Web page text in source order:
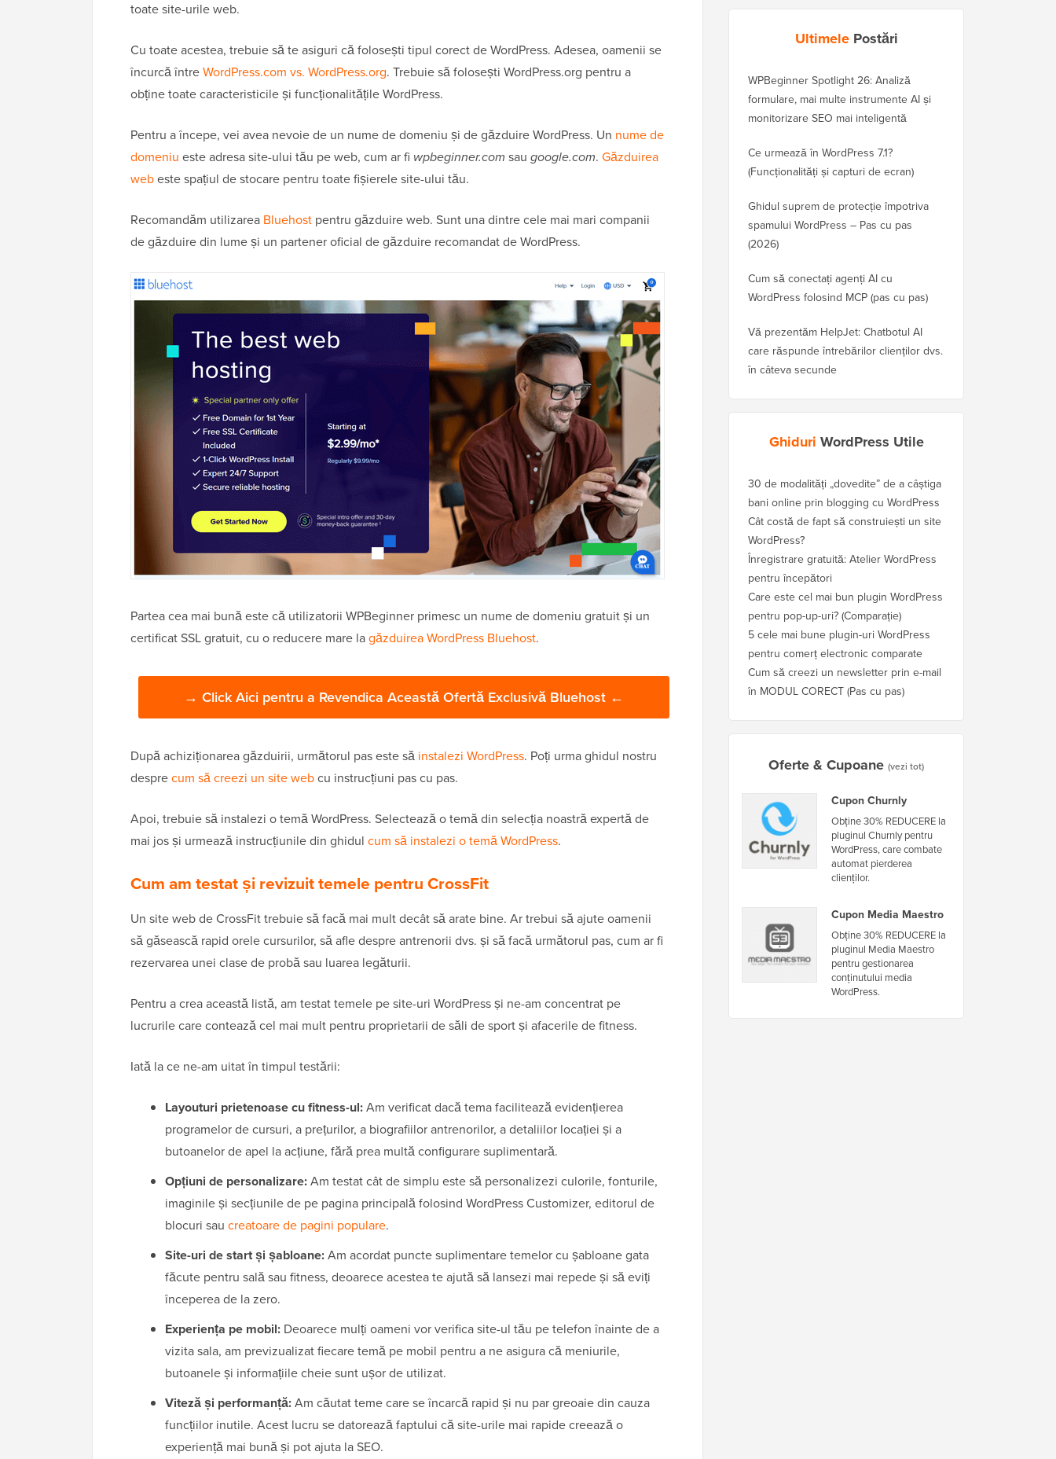
toate site-urile web.
Cu toate acestea, trebuie să te asiguri că folosești tipul corect de WordPress. Adesea, oamenii se
încurcă întreWordPress.com vs. WordPress.org. Trebuie să folosești WordPress.org pentru a
obține toate caracteristicile și funcționalitățile WordPress.
Pentru a începe, vei avea nevoie de un nume de domeniu și de găzduire WordPress. Un nume de
domeniu este adresa site-ului tău pe web, cum ar fi wpbeginner.com sau google.com. Găzduirea
webeste spațiul de stocare pentru toate fișierele site-ului tău.
Recomandăm utilizarea Bluehost pentru găzduire web. Sunt una dintre cele mai mari companii
de găzduire din lume și un partener oficial de găzduire recomandat de WordPress.
Partea cea mai bună este că utilizatorii WPBeginner primesc un nume de domeniu gratuit și un
certificat SSL gratuit, cu o reducere mare lagăzduirea WordPress Bluehost.
→ Click Aici pentru a Revendica Această Ofertă Exclusivă Bluehost ←
După achiziționarea găzduirii, următorul pas este să instalezi WordPress. Poți urma ghidul nostru
desprecum să creezi un site webcu instrucțiuni pas cu pas.
Apoi, trebuie să instalezi o temă WordPress. Selectează o temă din selecția noastră expertă de
mai jos și urmează instrucțiunile din ghidul cum să instalezi o temă WordPress.
Cum am testat și revizuit temele pentru CrossFit
Un site web de CrossFit trebuie să facă mai mult decât să arate bine. Ar trebui să ajute oamenii
să găsească rapid orele cursurilor, să afle despre antrenorii dvs. și să facă următorul pas, cum ar fi
rezervarea unei clase de probă sau luarea legăturii.
Pentru a crea această listă, am testat temele pe site-uri WordPress și ne-am concentrat pe
lucrurile care contează cel mai mult pentru proprietarii de săli de sport și afacerile de fitness.
Iată la ce ne-am uitat în timpul testării:
Layouturi prietenoase cu fitness-ul:Am verificat dacă tema facilitează evidențierea
programelor de cursuri, a prețurilor, a biografiilor antrenorilor, a detaliilor locației și a
butoanelor de apel la acțiune, fără prea multă configurare suplimentară.
Opțiuni de personalizare:Am testat cât de simplu este să personalizezi culorile, fonturile,
imaginile și secțiunile de pe pagina principală folosind WordPress Customizer, editorul de
blocuri sau creatoare de pagini populare.
Site-uri de start și șabloane:Am acordat puncte suplimentare temelor cu șabloane gata
făcute pentru sală sau fitness, deoarece acestea te ajută să lansezi mai repede și să eviți
începerea de la zero.
Experiența pe mobil: Deoarece mulți oameni vor verifica site-ul tău pe telefon înainte de a
vizita sala, am previzualizat fiecare temă pe mobil pentru a ne asigura că meniurile,
butoanele și informațiile cheie sunt ușor de utilizat.
Viteză și performanță:Am căutat teme care se încarcă rapid și nu par greoaie din cauza
funcțiilor inutile. Acest lucru se datorează faptului că site-urile mai rapide creează o
experiență mai bună și pot ajuta la SEO.
UltimelePostări
WPBeginner Spotlight 26: Analiză
formulare, mai multe instrumente AI și
monitorizare SEO mai inteligentă
Ce urmează în WordPress 7.1?
(Funcționalități și capturi de ecran)
Ghidul suprem de protecție împotriva
spamului WordPress – Pas cu pas
(2026)
Cum să conectați agenți AI cu
WordPress folosind MCP (pas cu pas)
Vă prezentăm HelpJet: Chatbotul AI
care răspunde întrebărilor clienților dvs.
în câteva secunde
Ghiduri WordPress Utile
30 de modalități „dovedite” de a câștiga
bani online prin blogging cu WordPress
Cât costă de fapt să construiești un site
WordPress?
Înregistrare gratuită: Atelier WordPress
pentru începători
Care este cel mai bun plugin WordPress
pentru pop-up-uri? (Comparație)
5 cele mai bune plugin-uri WordPress
pentru comerț electronic comparate
Cum să creezi un newsletter prin e-mail
în MODUL CORECT (Pas cu pas)
Oferte & Cupoane (vezi tot)
Cupon Churnly
Obține 30% REDUCERE la
pluginul Churnly pentru
WordPress, care combate
automat pierderea
clienților.
Cupon Media Maestro
Obține 30% REDUCERE la
pluginul Media Maestro
pentru gestionarea
conținutului media
WordPress.